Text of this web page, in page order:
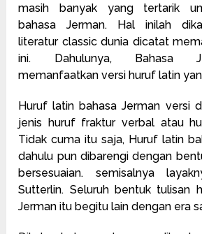
masih banyak yang tertarik
bahasa Jerman. Hal inilah
literatur classic dunia dicatat
ini. Dahulunya, Bahasa
memanfaatkan versi huruf latin
Huruf latin bahasa Jerman versi
jenis huruf fraktur verbal atau
Tidak cuma itu saja, Huruf latin
dahulu pun dibarengi dengan
bersesuaian. semisalnya
Sutterlin. Seluruh bentuk tulisan
Jerman itu begitu lain dengan era